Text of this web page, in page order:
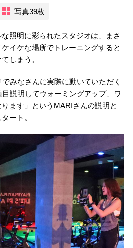
写真39枚
照明に彩られたスタジオは、まさ
イケな場所でトレーニングすると
しまう。
みなさんに実際に動いていただく
説明してウォーミングアップ、ワ
ます」というMARIさんの説明と
ート。